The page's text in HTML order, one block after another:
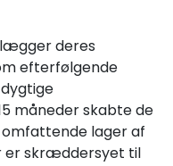
deres
efterfølgende
måneder skabte de
lager af
er skræddersyet til